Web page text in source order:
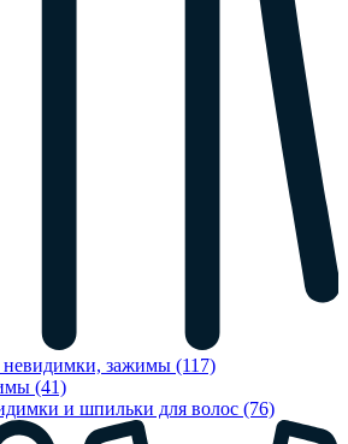
зажимы (117)
(41)
и шпильки для волос (76)